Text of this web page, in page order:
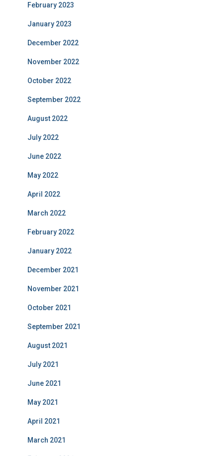
February 2023
January 2023
December 2022
November 2022
October 2022
September 2022
August 2022
July 2022
June 2022
May 2022
April 2022
March 2022
February 2022
January 2022
December 2021
November 2021
October 2021
September 2021
August 2021
July 2021
June 2021
May 2021
April 2021
March 2021